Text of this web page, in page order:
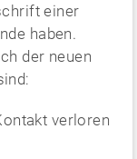
einer
haben.
der neuen
verloren